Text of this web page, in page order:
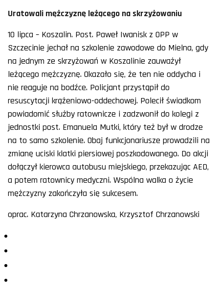
Uratowali mężczyznę leżącego na skrzyżowaniu
10 lipca – Koszalin. Post. Paweł Iwanisk z OPP w
Szczecinie jechał na szkolenie zawodowe do Mielna, gdy
na jednym ze skrzyżowań w Koszalinie zauważył
leżącego mężczyznę. Okazało się, że ten nie oddycha i
nie reaguje na bodźce. Policjant przystąpił do
resuscytacji krążeniowo-oddechowej. Polecił świadkom
powiadomić służby ratownicze i zadzwonił do kolegi z
jednostki post. Emanuela Mutki, który też był w drodze
na to samo szkolenie. Obaj funkcjonariusze prowadzili na
zmianę uciski klatki piersiowej poszkodowanego. Do akcji
dołączył kierowca autobusu miejskiego, przekazując AED,
a potem ratownicy medyczni. Wspólna walka o życie
mężczyzny zakończyła się sukcesem.
oprac. Katarzyna Chrzanowska, Krzysztof Chrzanowski